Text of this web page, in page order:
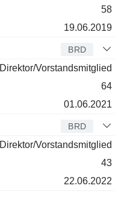
58
19.06.2019
BRD
Direktor/Vorstandsmitglied
64
01.06.2021
BRD
Direktor/Vorstandsmitglied
43
22.06.2022